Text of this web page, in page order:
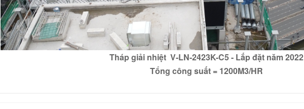
Tháp giải nhiệt V-LN-2423K-C5- Lắp đặt năm 2022
Tổng công suất = 1200M3/HR